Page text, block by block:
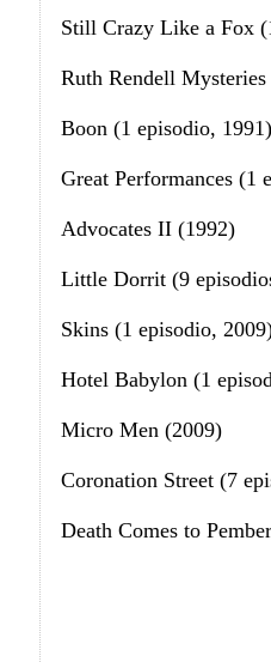
Still Crazy Like a Fox
Ruth Rendell
Boon (1 episodio, 1991)
Great Performances (1
Advocates II (1992)
Little Dorrit (9
Skins (1 episodio,
Hotel Babylon (1
Micro Men (2009)
Coronation Street (7
Death Comes to